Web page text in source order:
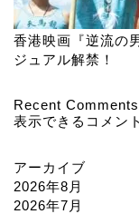
香港映画『逆流の
ジュアル解禁！
Recent Comments
表示できるコメン
アーカイブ
2026年8月
2026年7月